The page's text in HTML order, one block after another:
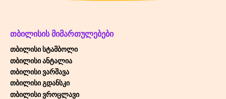
ᲗᲑᲘᲚᲘᲡᲘᲡ ᲛᲘᲛᲐᲠᲗᲣᲚᲔᲑᲔᲑᲘ
თბილისი სტამბოლი
თბილისი ანტალია
თბილისი ვარშავა
თბილისი გდანსკი
თბილისი ვროცლავი